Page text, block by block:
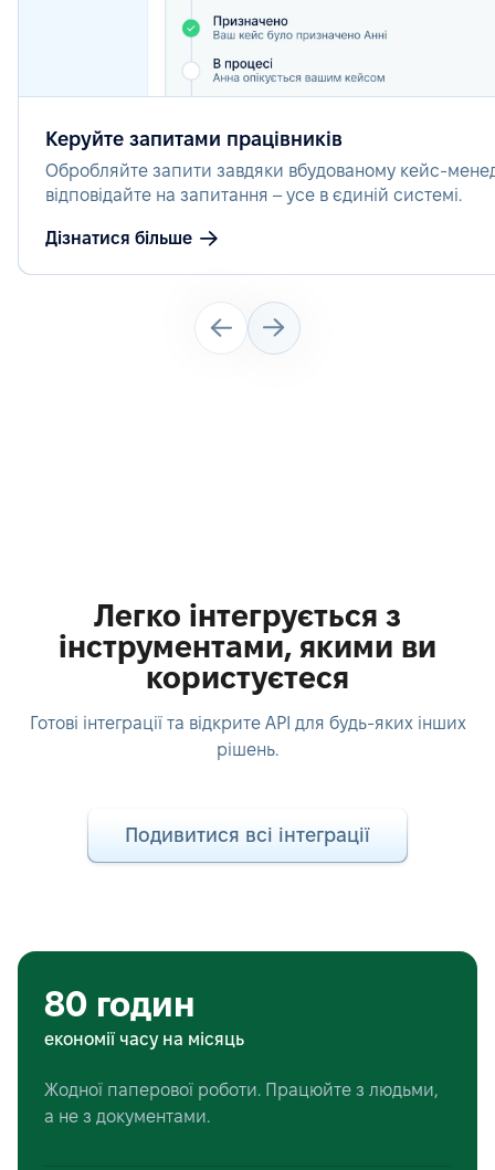
Керуйте запитами працівників
Обробляйте запити завдяки вбудованому кейс-
відповідайте на запитання – усе в єдиній системі.
Дізнатися більше
Легко інтегрується з
інструментами, якими ви
користуєтеся
Готові інтеграції та відкрите API для будь-яких інших
рішень.
Подивитися всі інтеграції
80 годин
економії часу на місяць
Жодної паперової роботи. Працюйте з людьми,
а не з документами.